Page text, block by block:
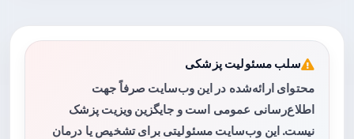
سلب مسئولیت پزشکی
محتوای ارائه‌شده در این وب‌سایت صرفاً جهت
اطلاع‌رسانی عمومی است و جایگزین ویزیت پزشک
نیست. این وب‌سایت مسئولیتی برای تشخیص یا درمان